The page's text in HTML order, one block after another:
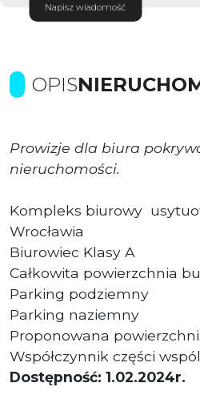
Napisz wiadomość
OPIS
Prowizje dla biura
nieruchomości.
Kompleks biurowy
Wrocławia
Biurowiec Klasy A
Całkowita powierzchnia
Parking podziemny
Parking naziemny
Proponowana
Współczynnik części
Dostępność: 1.02.2024r.